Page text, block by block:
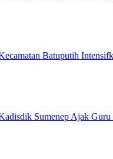
Batuputih
Sumenep Ajak